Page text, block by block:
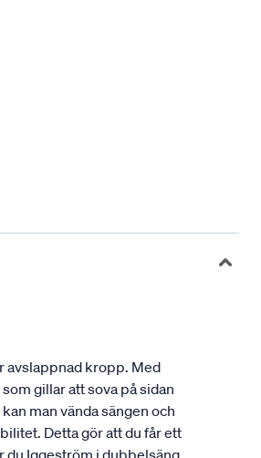
avslappnad kropp. Med
gillar att sova på sidan
man vända sängen och
Detta gör att du får ett